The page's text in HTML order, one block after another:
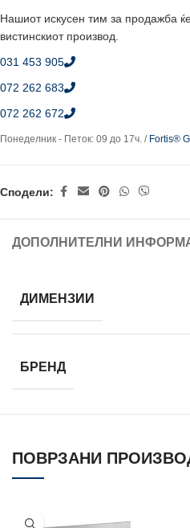
Нашиот искусен тим за продажба
вистинскиот производ.
031 453 905
072 262 683
072 262 672
Понеделник - Петок: 09 до 17ч. / Fortis®
Сподели:
ДОПОЛНИТЕЛНИ
ДИМЕНЗИИ
БРЕНД
ПОВРЗАНИ